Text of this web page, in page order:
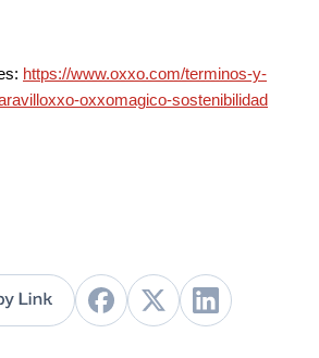
https://www.oxxo.com/terminos-y-
oxxomagico-sostenibilidad